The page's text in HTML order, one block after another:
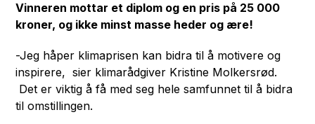
Vinneren mottar et diplom og en pris på 25 000
kroner, og ikke minst masse heder og ære!
-Jeg håper klimaprisen kan bidra til å motivere og
inspirere, sier klimarådgiver Kristine Molkersrød.
Det er viktig å få med seg hele samfunnet til å bidra
til omstillingen.